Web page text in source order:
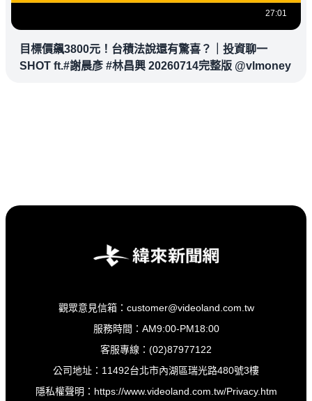
27:01
目標價飆3800元！台積法說還有驚喜？｜投資聊一
SHOT ft.#謝晨彥 #林昌興 20260714完整版 @vlmoney
觀眾意見信箱：customer@videoland.com.tw
服務時間：AM9:00-PM18:00
客服專線：(02)87977122
公司地址：11492台北市內湖區瑞光路480號3樓
隱私權聲明： https://www.videoland.com.tw/Privacy.htm